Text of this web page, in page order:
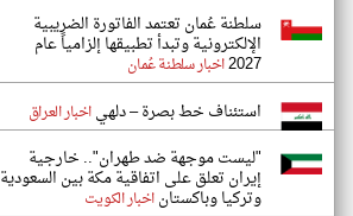
سلطنة عُمان تعتمد الفاتورة الضريبية
الإلكترونية وتبدأ تطبيقها إلزامياً عام
2027اخبار سلطنة عُمان
استئناف خط بصرة – دلهياخبار العراق
"ليست موجهة ضد طهران".. خارجية
إيران تعلق على اتفاقية مكة بين السعودية
وتركيا وباكستاناخبار الكويت